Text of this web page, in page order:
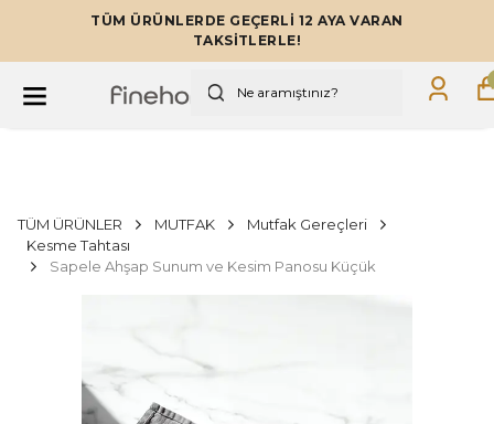
TÜM ÜRÜNLERDE GEÇERLİ 12 AYA VARAN
TAKSİTLERLE!
TÜM ÜRÜNLER MUTFAK
Mutfak Gereçleri
Kesme Tahtası
Sapele Ahşap Sunum ve Kesim Panosu Küçük